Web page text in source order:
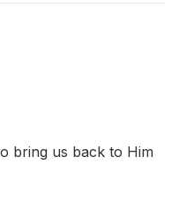
bring us back to Him